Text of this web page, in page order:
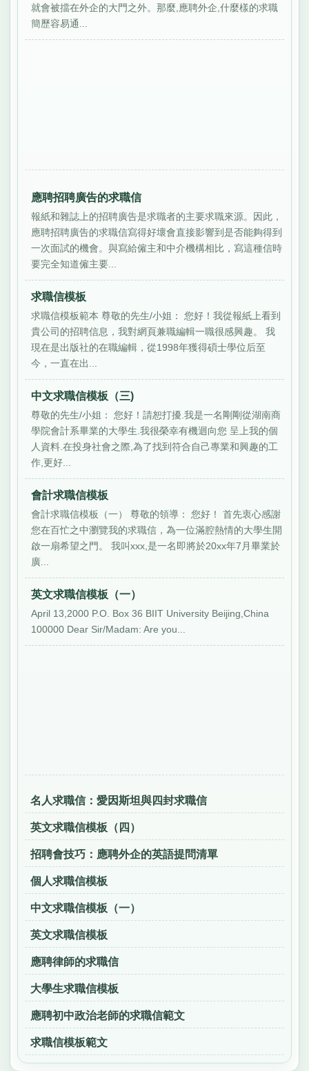
就會被擋在外企的大門之外。那麼,應聘外企,什麼樣的求職
簡歷容易通...
應聘招聘廣告的求職信
報紙和雜誌上的招聘廣告是求職者的主要求職來源。因此，
應聘招聘廣告的求職信寫得好壞會直接影響到是否能夠得到
一次面試的機會。與寫給僱主和中介機構相比，寫這種信時
要完全知道僱主要...
求職信模板
求職信模板範本 尊敬的先生/小姐： 您好！我從報紙上看到
貴公司的招聘信息，我對網頁兼職編輯一職很感興趣。 我
現在是出版社的在職編輯，從1998年獲得碩士學位后至
今，一直在出...
中文求職信模板（三)
尊敬的先生/小姐： 您好！請恕打擾.我是一名剛剛從湖南商
學院會計系畢業的大學生.我很榮幸有機迴向您 呈上我的個
人資料.在投身社會之際,為了找到符合自己專業和興趣的工
作,更好...
會計求職信模板
會計求職信模板（一） 尊敬的領導： 您好！ 首先衷心感謝
您在百忙之中瀏覽我的求職信，為一位滿腔熱情的大學生開
啟一扇希望之門。 我叫xxx,是一名即將於20xx年7月畢業於
廣...
英文求職信模板（一）
April 13,2000 P.O. Box 36 BIIT University Beijing,China
100000 Dear Sir/Madam: Are you...
名人求職信：愛因斯坦與四封求職信
英文求職信模板（四）
招聘會技巧：應聘外企的英語提問清單
個人求職信模板
中文求職信模板（一）
英文求職信模板
應聘律師的求職信
大學生求職信模板
應聘初中政治老師的求職信範文
求職信模板範文